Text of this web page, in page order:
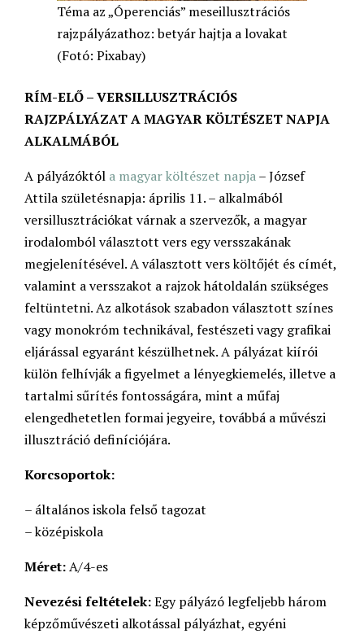
Téma az „Óperenciás” meseillusztrációs
rajzpályázathoz: betyár hajtja a lovakat
(Fotó: Pixabay)
RÍM-ELŐ – VERSILLUSZTRÁCIÓS
RAJZPÁLYÁZAT A MAGYAR KÖLTÉSZET NAPJA
ALKALMÁBÓL
A pályázóktól a magyar költészet napja– József
Attila születésnapja: április 11. – alkalmából
versillusztrációkat várnak a szervezők, a magyar
irodalomból választott vers egy versszakának
megjelenítésével. A választott vers költőjét és címét,
valamint a versszakot a rajzok hátoldalán szükséges
feltüntetni. Az alkotások szabadon választott színes
vagy monokróm technikával, festészeti vagy grafikai
eljárással egyaránt készülhetnek. A pályázat kiírói
külön felhívják a figyelmet a lényegkiemelés, illetve a
tartalmi sűrítés fontosságára, mint a műfaj
elengedhetetlen formai jegyeire, továbbá a művészi
illusztráció definíciójára.
Korcsoportok:
– általános iskola felső tagozat
– középiskola
Méret:A/4-es
Nevezési feltételek:Egy pályázó legfeljebb három
képzőművészeti alkotással pályázhat, egyéni